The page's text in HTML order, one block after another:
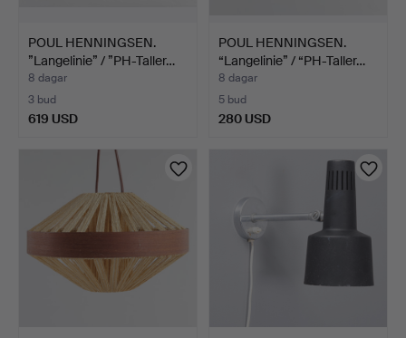
POUL HENNINGSEN.
”Langelinie” / ”PH-Taller…
8 dagar
3 bud
619 USD
POUL HENNINGSEN.
“Langelinie” / “PH-Taller…
8 dagar
5 bud
280 USD